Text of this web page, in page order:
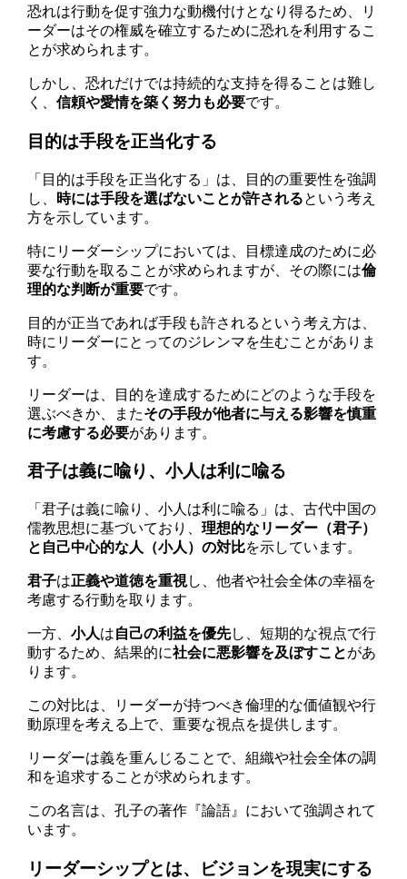
恐れは行動を促す強力な動機付けとなり得るため、リ
ーダーはその権威を確立するために恐れを利用するこ
とが求められます。
しかし、恐れだけでは持続的な支持を得ることは難し
く、信頼や愛情を築く努力も必要です。
目的は手段を正当化する
「目的は手段を正当化する」は、目的の重要性を強調
し、 時には手段を選ばないことが許されるという考え
方を示しています。
特にリーダーシップにおいては、目標達成のために必
要な行動を取ることが求められますが、その際には倫
理的な判断が重要です。
目的が正当であれば手段も許されるという考え方は、
時にリーダーにとってのジレンマを生むことがありま
す。
リーダーは、目的を達成するためにどのような手段を
選ぶべきか、またその手段が他者に与える影響を慎重
に考慮する必要があります。
君子は義に喩り、小人は利に喩る
「君子は義に喩り、小人は利に喩る」は、古代中国の
儒教思想に基づいており、理想的なリーダー（君子）
と自己中心的な人（小人）の対比を示しています。
君子は正義や道徳を重視し、他者や社会全体の幸福を
考慮する行動を取ります。
一方、小人は自己の利益を優先し、短期的な視点で行
動するため、結果的に社会に悪影響を及ぼすことがあ
ります。
この対比は、リーダーが持つべき倫理的な価値観や行
動原理を考える上で、重要な視点を提供します。
リーダーは義を重んじることで、組織や社会全体の調
和を追求することが求められます。
この名言は、孔子の著作『論語』において強調されて
います。
リーダーシップとは、ビジョンを現実にする